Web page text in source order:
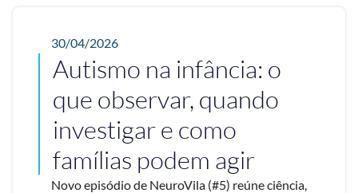
30/04/2026
Autismo na infância: o
que observar, quando
investigar e como
famílias podem agir
Novo episódio de NeuroVila (#5) reúne ciência,